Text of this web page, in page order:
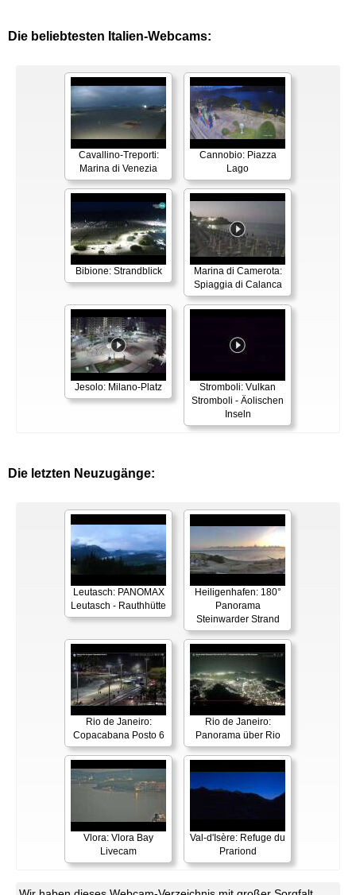
Die beliebtesten Italien-Webcams:
Cavallino-Treporti:
Marina di Venezia
Cannobio: Piazza
Lago
Bibione: Strandblick
Marina di Camerota:
Spiaggia di Calanca
Jesolo: Milano-Platz
Stromboli: Vulkan
Stromboli - Äolischen
Inseln
Die letzten Neuzugänge:
Leutasch: PANOMAX
Leutasch - Rauthhütte
Heiligenhafen: 180°
Panorama
Steinwarder Strand
Rio de Janeiro:
Copacabana Posto 6
Rio de Janeiro:
Panorama über Rio
Vlora: Vlora Bay
Livecam
Val-d'Isère: Refuge du
Prariond